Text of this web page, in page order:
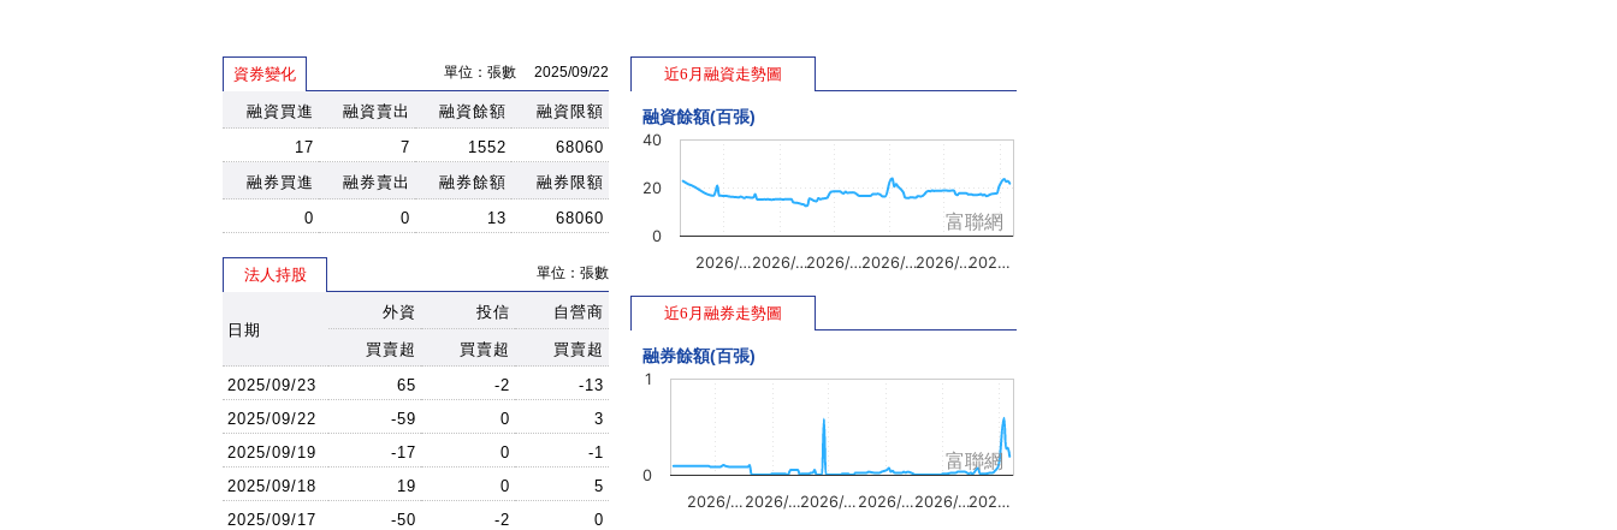
資券變化 單位：張數 2025/09/22
融資買進 融資賣出 融資餘額
融資限額
17
7 1552
68060
融券買進
融券賣出 融券餘額
融券限額
0
0 13 68060
法人持股 單位：張數
日期
外資 投信 自營商
買賣超 買賣超
買賣超
2025/09/23
65 -2
-13
2025/09/22
-59 0
3
2025/09/19
-17 0
-1
2025/09/18
19 0
5
2025/09/17
-50 -2 0
近6月融資走勢圖
融資餘額(百張)
2026/…2026/…2026/…2026/…2026/…202…
0
20
40
富聯網
近6月融券走勢圖
融券餘額(百張)
2026/… 2026/…2026/… 2026/…2026/…202…
0
1
富聯網